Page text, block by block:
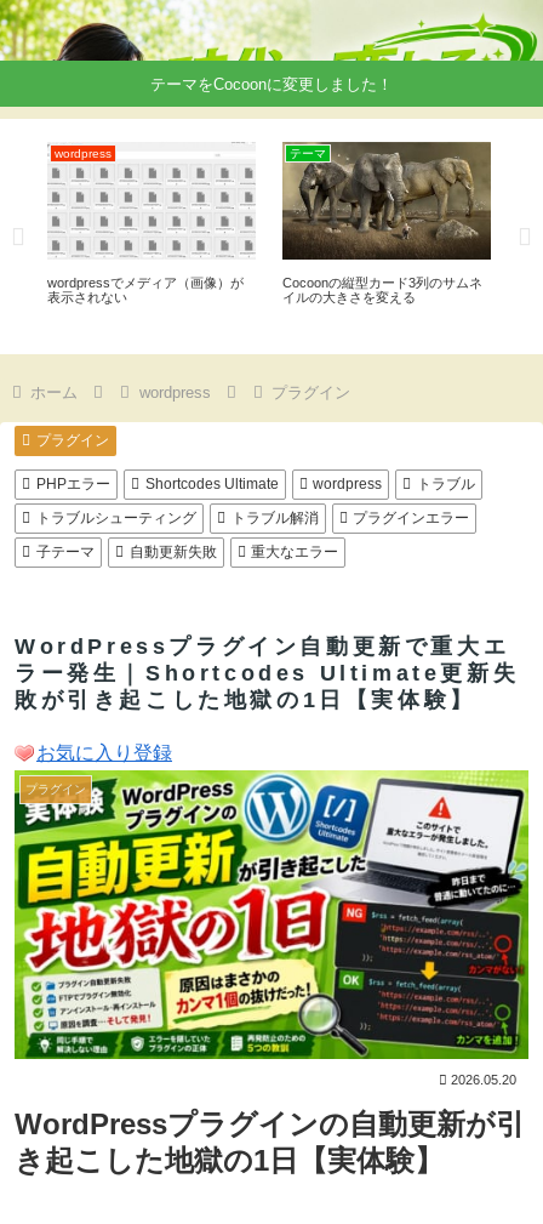
テーマをCocoonに変更しました！
wordpress
wordpressでメディア（画像）が
表示されない
テーマ
Cocoonの縦型カード3列のサムネ
イルの大きさを変える
ホーム wordpress プラグイン
プラグイン
PHPエラー Shortcodes Ultimate wordpress
トラブル
トラブルシューティング
トラブル解消
プラグインエラー
子テーマ
自動更新失敗 重大なエラー
WordPressプラグイン自動更新で重大エ
ラー発生｜Shortcodes Ultimate更新失
敗が引き起こした地獄の1日【実体験】
お気に入り登録
プラグイン
2026.05.20
WordPressプラグインの自動更新が引
き起こした地獄の1日【実体験】